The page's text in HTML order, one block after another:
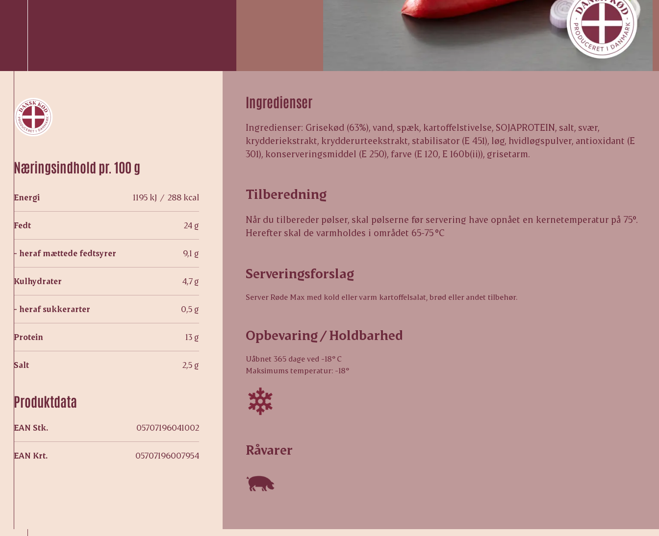
Næringsindhold pr. 100 g
Energi 1195 kJ / 288 kcal
Fedt 24 g
- heraf mættede fedtsyrer 9,1 g
Kulhydrater 4,7 g
- heraf sukkerarter 0,5 g
Protein 13 g
Salt 2,5 g
Produktdata
EAN Stk. 05707196041002
EAN Krt. 05707196007954
Ingredienser
Ingredienser: Grisekød (63%), vand, spæk, kartoffelstivelse, SOJAPROTEIN, salt, svær,
krydderiekstrakt, krydderurteekstrakt, stabilisator (E 451), løg, hvidløgspulver, antioxidant (E
301), konserveringsmiddel (E 250), farve (E 120, E 160b(ii)), grisetarm.
Tilberedning
Når du tilbereder pølser, skal pølserne før servering have opnået en kernetemperatur på 75°.
Herefter skal de varmholdes i området 65-75 °C
Serveringsforslag
Server Røde Max med kold eller varm kartoffelsalat, brød eller andet tilbehør.
Opbevaring / Holdbarhed
Uåbnet 365 dage ved -18° C
Maksimums temperatur: -18°
Råvarer